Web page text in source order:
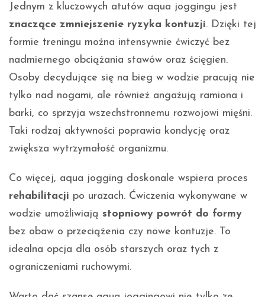
Jednym z kluczowych atutów aqua joggingu jest
znaczące zmniejszenie ryzyka kontuzji. Dzięki tej
formie treningu można intensywnie ćwiczyć bez
nadmiernego obciążania stawów oraz ścięgien.
Osoby decydujące się na bieg w wodzie pracują nie
tylko nad nogami, ale również angażują ramiona i
barki, co sprzyja wszechstronnemu rozwojowi mięśni.
Taki rodzaj aktywności poprawia kondycję oraz
zwiększa wytrzymałość organizmu.
Co więcej, aqua jogging doskonale wspiera proces
rehabilitacji po urazach. Ćwiczenia wykonywane w
wodzie umożliwiają stopniowy powrót do formy
bez obaw o przeciążenia czy nowe kontuzje. To
idealna opcja dla osób starszych oraz tych z
ograniczeniami ruchowymi.